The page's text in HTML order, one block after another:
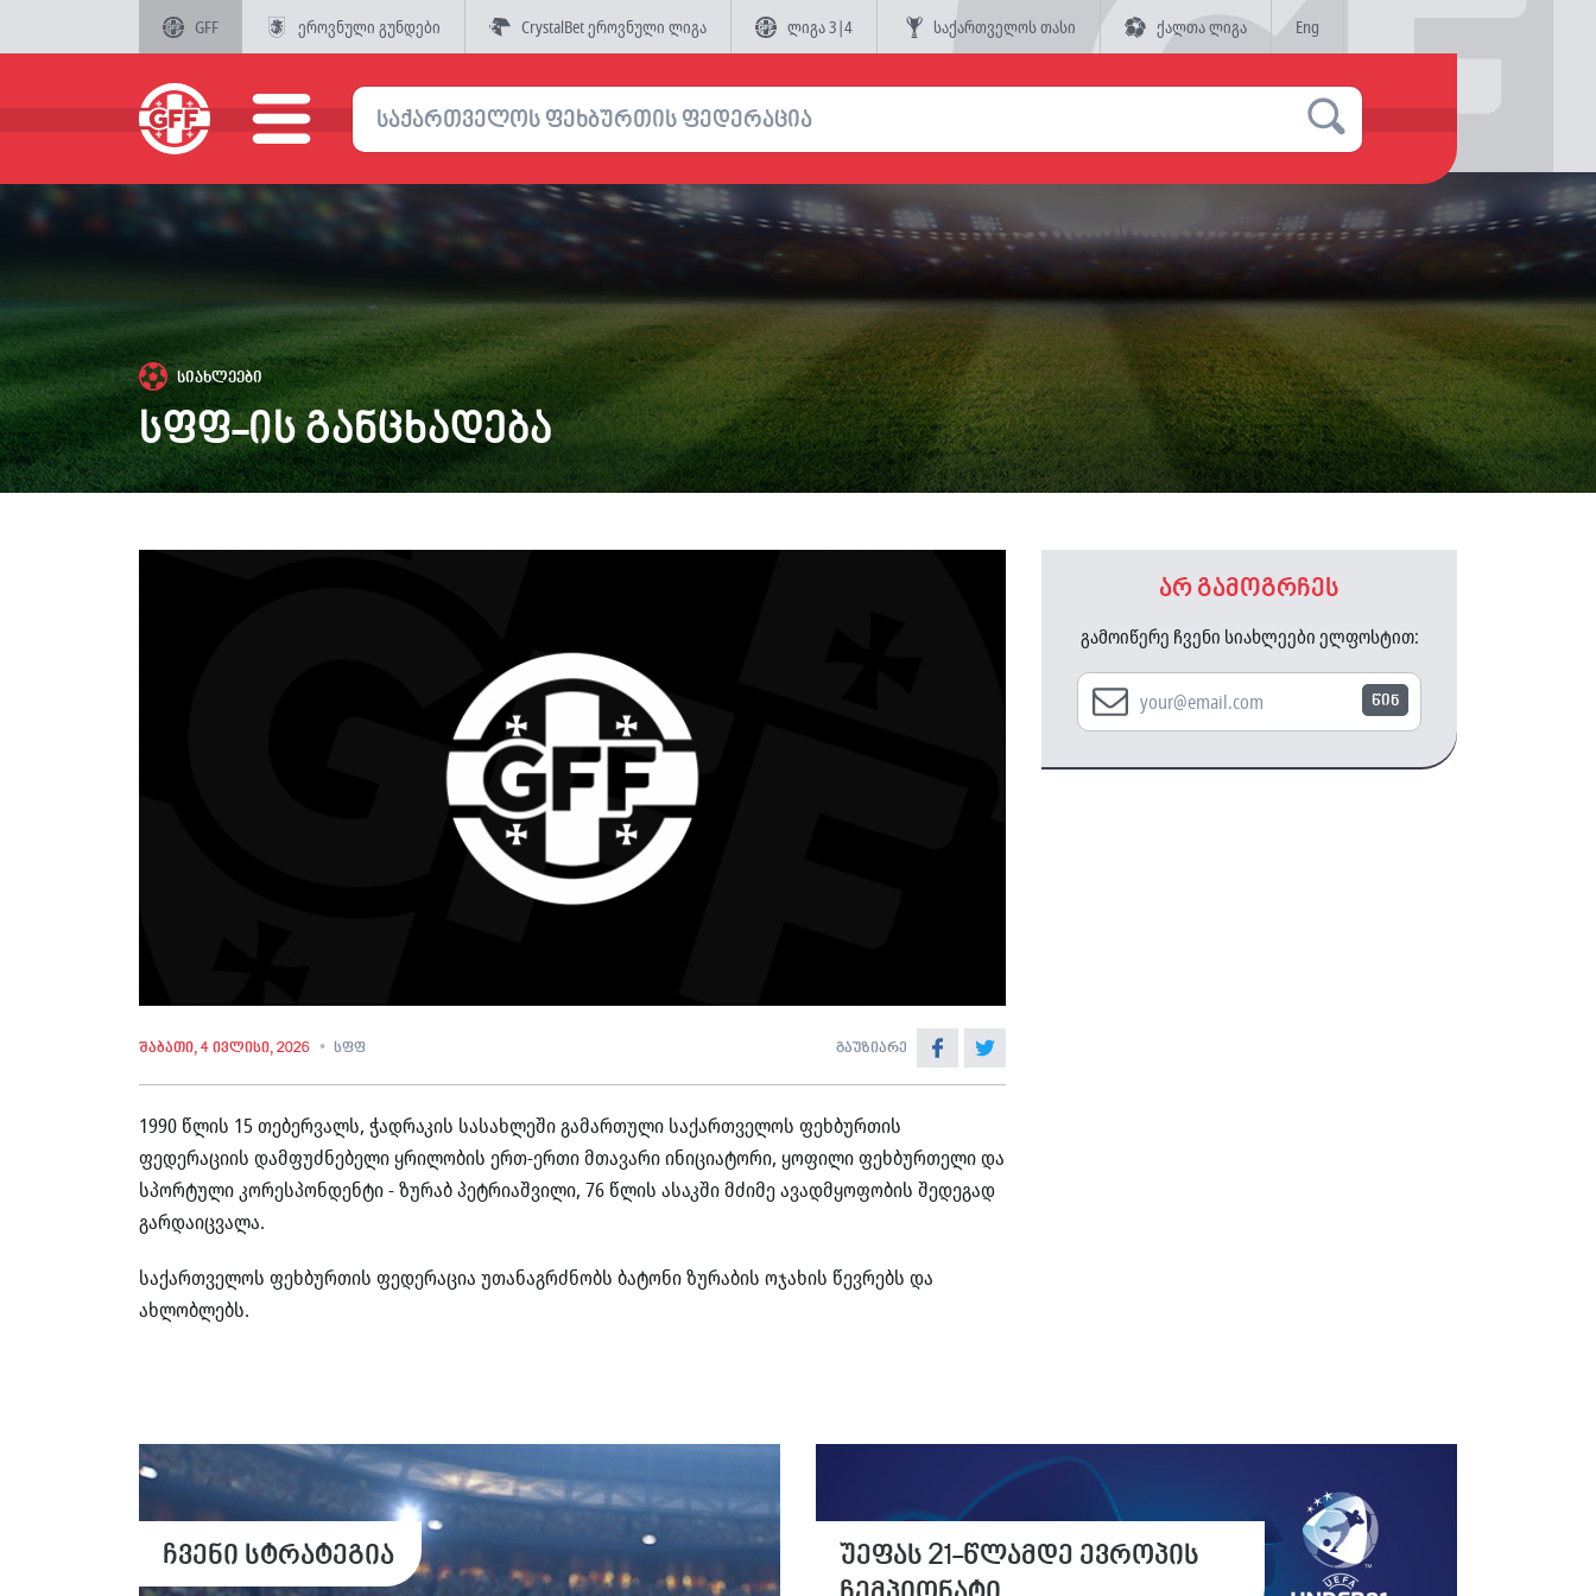
GFF ეროვნული გუნდები CrystalBet ეროვნული ლიგა ლიგა 3|4 საქართველოს თასი ქალთა ლიგა Eng
სიახლეები
სფფ-ის განცხადება
შაბათი, 4 ივლისი, 2026 სფფ გაუზიარე
1990 წლის 15 თებერვალს, ჭადრაკის სასახლეში გამართული საქართველოს ფეხბურთის
ფედერაციის დამფუძნებელი ყრილობის ერთ-ერთი მთავარი ინიციატორი, ყოფილი ფეხბურთელი და
სპორტული კორესპონდენტი - ზურაბ პეტრიაშვილი, 76 წლის ასაკში მძიმე ავადმყოფობის შედეგად
გარდაიცვალა.
საქართველოს ფეხბურთის ფედერაცია უთანაგრძნობს ბატონი ზურაბის ოჯახის წევრებს და
ახლობლებს.
არ გამოგრჩეს
გამოიწერე ჩვენი სიახლეები ელფოსტით:
წინ
ჩვენი სტრატეგია
უეფას 21-წლამდე ევროპის